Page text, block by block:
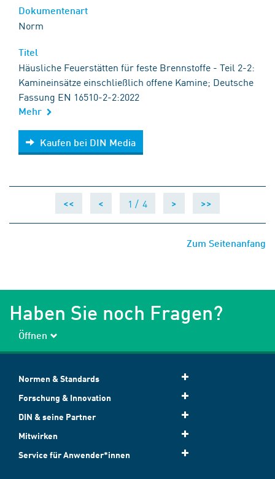
Norm
Häusliche Feuerstätten für feste Brennstoffe - Teil 2-2:
Kamineinsätze einschließlich offene Kamine; Deutsche
Fassung EN 16510-2-2:2022
Mehr
Kaufen bei DIN Media
Kaufen bei DIN Media
<< < 1 / 4 > >>
Zum Seitenanfang
Haben Sie noch Fragen?
Öffnen
Normen & Standards
Forschung & Innovation
DIN & seine Partner
Mitwirken
Service für Anwender*innen